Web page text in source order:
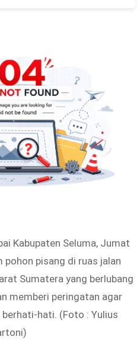
Kabupaten Seluma, Jumat
pisang di ruas jalan
Sumatera yang berlubang
memberi peringatan agar
hati. (Foto : Yulius